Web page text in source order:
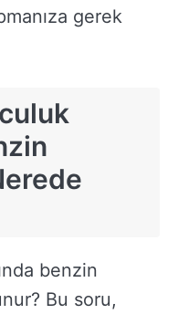
gerek
benzin
Bu soru,